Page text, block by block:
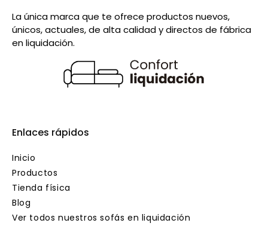
La única marca que te ofrece productos nuevos,
únicos, actuales, de alta calidad y directos de fábrica
en liquidación.
Enlaces rápidos
Inicio
Productos
Tienda física
Blog
Ver todos nuestros sofás en liquidación